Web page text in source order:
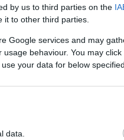
by us to third parties on the
it to other third parties.
Google services and may
behaviour. You may
your data for below
data.